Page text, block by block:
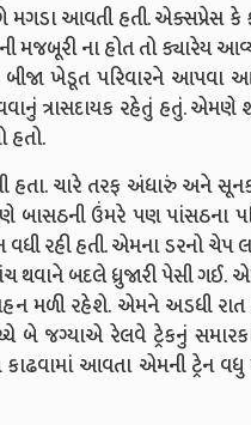
મગડા આવતી હતી.એક્સપ્રેસ કે
ના હોત તો ક્યારેય
ખેડૂત પરિવારને આપવા
ત્રાસદાયક રહેતું હતું. એમણે
હતો.
હતા. ચારે તરફ અંધારું અને
બાસઠની ઉંમરે પણ પાંસઠના
રહી હતી. એમના ડરનો ચેપ
થવાને બદલે ધ્રુજારી પેસી ગઈ.
મળી રહેશે. એમને અડધી
બે જગ્યાએ રેલવે ટ્રેકનું
કાઢવામાં આવતા એમનીટ્રેન વધુ